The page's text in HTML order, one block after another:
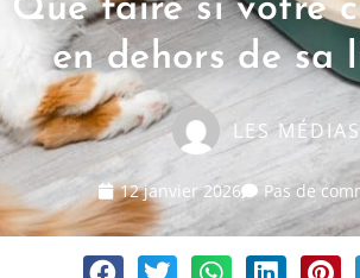
Que faire si votre
en dehors de sa
LES MÉDIAS
12 janvier 2026 Pas de